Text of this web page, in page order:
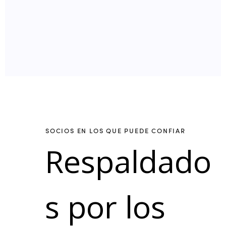
SOCIOS EN LOS QUE PUEDE CONFIAR
Respaldado
s por los